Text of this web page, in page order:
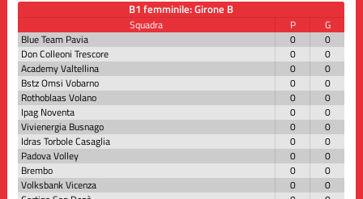
B1 femminile: Girone B
Squadra P
G
Blue Team Pavia
0
0
Don Colleoni Trescore
0
0
Academy Valtellina
0
0
Bstz Omsi Vobarno
0
0
Rothoblaas Volano
0
0
Ipag Noventa
0
0
Vivienergia Busnago
0
0
Idras Torbole Casaglia
0
0
Padova Volley
0
0
Brembo
0
0
Volksbank Vicenza
0
0